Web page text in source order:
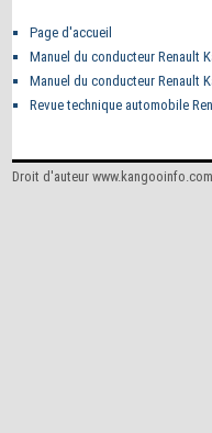
Page d'accueil
Manuel du conducteur Renault
Manuel du conducteur Renault
Revue technique automobile
Droit d'auteur